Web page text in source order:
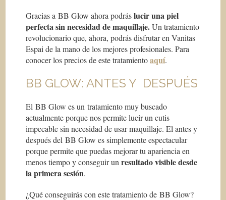
Gracias a BB Glow ahora podráslucir una piel
perfecta sin necesidad de maquillaje.Un tratamiento
revolucionario que, ahora, podrás disfrutar en Vanitas
Espai de la mano de los mejores profesionales. Para
conocer los precios de este tratamientoaquí.
BB GLOW: ANTES Y DESPUÉS
El BB Glow es un tratamiento muy buscado
actualmente porque nos permite lucir un cutis
impecable sin necesidad de usar maquillaje. El antes y
después del BB Glow es simplemente espectacular
porque permite que puedas mejorar tu apariencia en
menos tiempo y conseguir un resultado visible desde
la primera sesión.
¿Qué conseguirás con este tratamiento de BB Glow?